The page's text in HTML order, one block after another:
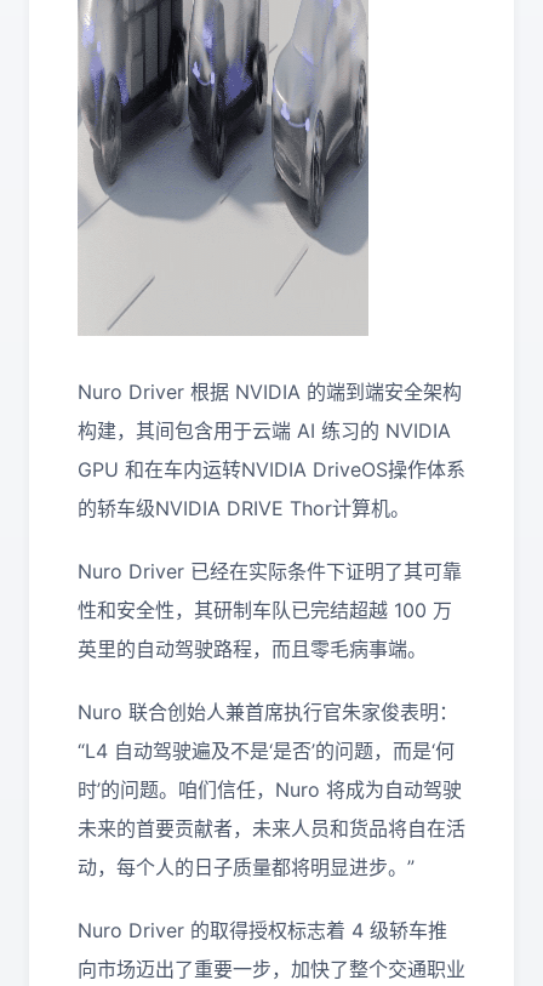
Nuro Driver 根据 NVIDIA 的端到端安全架构
构建，其间包含用于云端 AI 练习的 NVIDIA
GPU 和在车内运转NVIDIA DriveOS操作体系
的轿车级NVIDIA DRIVE Thor计算机。
Nuro Driver 已经在实际条件下证明了其可靠
性和安全性，其研制车队已完结超越 100 万
英里的自动驾驶路程，而且零毛病事端。
Nuro 联合​​创始人兼首席执行官朱家俊表明：
“L4 自动驾驶遍及不是‘是否’的问题，而是‘何
时’的问题。咱们信任，Nuro 将成为自动驾驶
未来的首要贡献者，未来人员和货品将自在活
动，每个人的日子质量都将明显进步。”
Nuro Driver 的取得授权标志着 4 级轿车推
向市场迈出了重要一步，加快了整个交通职业